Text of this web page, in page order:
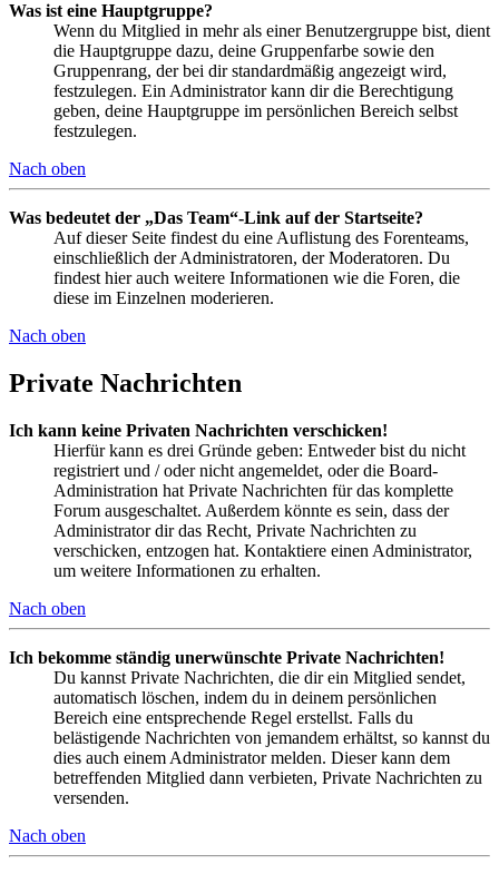
Was ist eine Hauptgruppe?
Wenn du Mitglied in mehr als einer Benutzergruppe bist, dient
die Hauptgruppe dazu, deine Gruppenfarbe sowie den
Gruppenrang, der bei dir standardmäßig angezeigt wird,
festzulegen. Ein Administrator kann dir die Berechtigung
geben, deine Hauptgruppe im persönlichen Bereich selbst
festzulegen.
Nach oben
Was bedeutet der „Das Team“-Link auf der Startseite?
Auf dieser Seite findest du eine Auflistung des Forenteams,
einschließlich der Administratoren, der Moderatoren. Du
findest hier auch weitere Informationen wie die Foren, die
diese im Einzelnen moderieren.
Nach oben
Private Nachrichten
Ich kann keine Privaten Nachrichten verschicken!
Hierfür kann es drei Gründe geben: Entweder bist du nicht
registriert und / oder nicht angemeldet, oder die Board-
Administration hat Private Nachrichten für das komplette
Forum ausgeschaltet. Außerdem könnte es sein, dass der
Administrator dir das Recht, Private Nachrichten zu
verschicken, entzogen hat. Kontaktiere einen Administrator,
um weitere Informationen zu erhalten.
Nach oben
Ich bekomme ständig unerwünschte Private Nachrichten!
Du kannst Private Nachrichten, die dir ein Mitglied sendet,
automatisch löschen, indem du in deinem persönlichen
Bereich eine entsprechende Regel erstellst. Falls du
belästigende Nachrichten von jemandem erhältst, so kannst du
dies auch einem Administrator melden. Dieser kann dem
betreffenden Mitglied dann verbieten, Private Nachrichten zu
versenden.
Nach oben